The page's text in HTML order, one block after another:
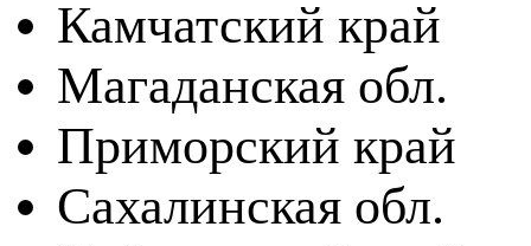
Камчатский край
Магаданская обл.
Приморский край
Сахалинская обл.